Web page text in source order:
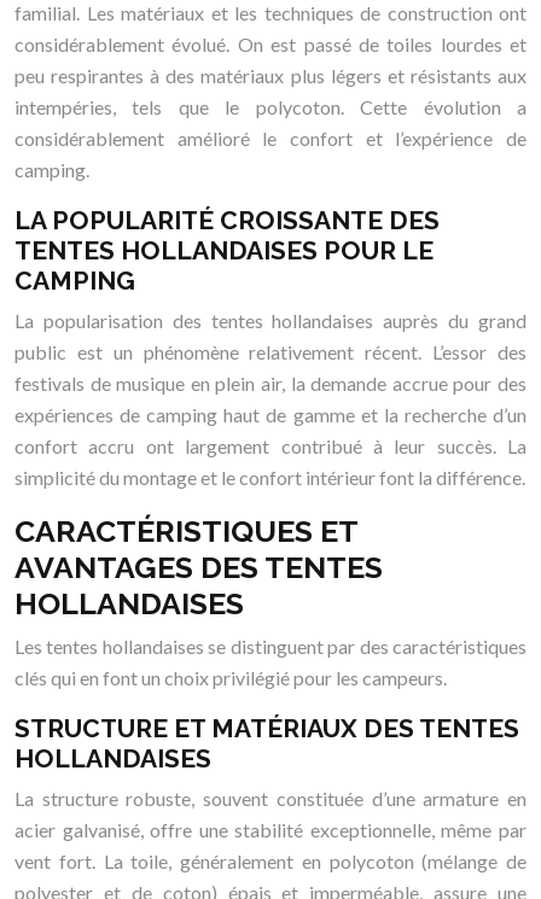
familial. Les matériaux et les techniques de construction ont
considérablement évolué. On est passé de toiles lourdes et
peu respirantes à des matériaux plus légers et résistants aux
intempéries, tels que le polycoton. Cette évolution a
considérablement amélioré le confort et l’expérience de
camping.
LA POPULARITÉ CROISSANTE DES
TENTES HOLLANDAISES POUR LE
CAMPING
La popularisation des tentes hollandaises auprès du grand
public est un phénomène relativement récent. L’essor des
festivals de musique en plein air, la demande accrue pour des
expériences de camping haut de gamme et la recherche d’un
confort accru ont largement contribué à leur succès. La
simplicité du montage et le confort intérieur font la différence.
CARACTÉRISTIQUES ET
AVANTAGES DES TENTES
HOLLANDAISES
Les tentes hollandaises se distinguent par des caractéristiques
clés qui en font un choix privilégié pour les campeurs.
STRUCTURE ET MATÉRIAUX DES TENTES
HOLLANDAISES
La structure robuste, souvent constituée d’une armature en
acier galvanisé, offre une stabilité exceptionnelle, même par
vent fort. La toile, généralement en polycoton (mélange de
polyester et de coton) épais et imperméable, assure une